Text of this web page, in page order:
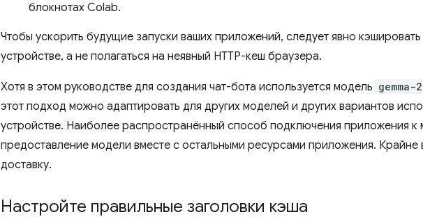
блокнотах Colab.
Чтобы ускорить будущие запуски ваших приложений, следует явно
устройстве, а не полагаться на неявный HTTP-кеш браузера.
Хотя в этом руководстве для создания чат-бота используется модель
этот подход можно адаптировать для других моделей и других вариантов
устройстве. Наиболее распространённый способ подключения приложения
предоставление модели вместе с остальными ресурсами приложения. Крайне
доставку.
Настройте правильные заголовки кэша